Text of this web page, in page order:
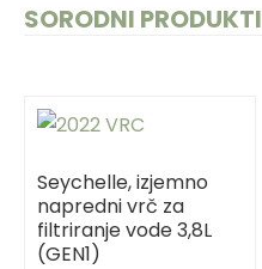
SORODNI PRODUKTI
Seychelle, izjemno
napredni vrč za
filtriranje vode 3,8L
(GEN1)